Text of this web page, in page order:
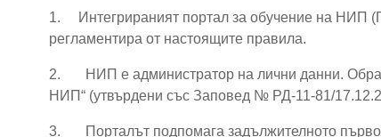
1. Интегрираният портал за обучение на НИП
регламентира от настоящите правила.
2.
НИП е администратор на лични данни.
НИП“ (утвърдени със Заповед № РД-11-81/
3.
Порталът подпомага задължителното